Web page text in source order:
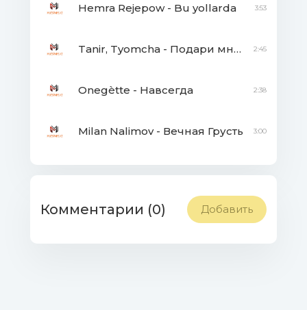
Hemra Rejepow - Bu yollarda 3:53
Tanir, Tyomcha - Подари мне лето 2:45
Onegètte - Навсегда 2:38
Milan Nalimov - Вечная Грусть 3:00
Комментарии (0) Добавить